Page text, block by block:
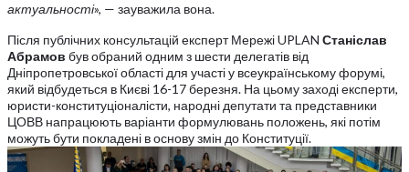
актуальності», — зауважила вона.
Після публічних консультацій експерт Мережі UPLAN Станіслав
Абрамов був обраний одним з шести делегатів від
Дніпропетровської області для участі у всеукраїнському форумі,
який відбудеться в Києві 16-17 березня. На цьому заході експерти,
юристи-конституціоналісти, народні депутати та представники
ЦОВВ напрацюють варіанти формулювань положень, які потім
можуть бути покладені в основу змін до Конституції.